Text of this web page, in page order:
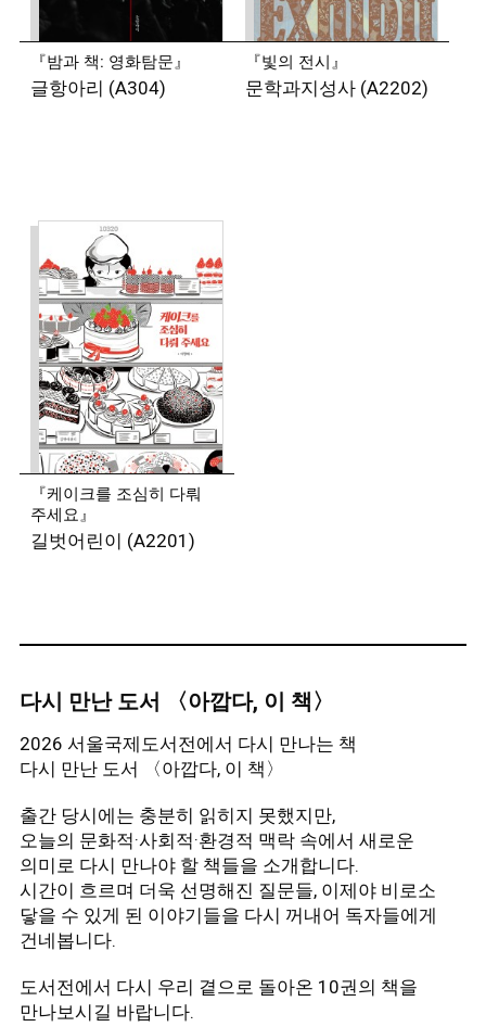
배순탁 (작가·음악평론가)
<배철수의 음악캠프>에서 19년째 일하고 있다.
『음악이 삶의 전부는 아닙니다만』, 『이런 건 왜 또
위원으로 활동하고 있다. 대학원 졸업을 위해 논문과
사투를 벌이는 중이라고 한다. 전망은 밝지 않다.
원소윤 (작가·스탠드업 코미디언)
작가이자 스탠드업 코미디언. 한두 문장으로 이루어진
원라이너(One-Liner) 농담을 구사한다. 2025년에는
장편소설 『꽤 낙천적인 아이』를 출간했고 알라딘
‘올해의 신인상’을 수상했다.
[ 2025 서울국제도서전 - 일러스트레이터스 월
마음과 일상의 장면을 그린다. 다수의 협업 프로젝트에
참여해 왔으며, 개인전 <무엇이라 부를 수 없는>, <우리
집에는 불안이 산다>, <바람이 일었다>를 통해 내면의
세계를 다뤄 왔다. 매달 한 장의 그림과 글을 발행하는
월간 프로젝트 ‘Low Edition’을 진행 중이다.
◾ 소지예 (일러스트레이터) @_someori_
감정과 순간 사이에서 술래잡기하듯, 스쳐 지나가는
장면들을 그림으로 모으고 있다. 설명보다 웃음이 오래
남는 이미지를 지향한다.
『밤과 책: 영화탐문』
글항아리 (A304)
『빛의 전시』
문학과지성사 (A2202)
『케이크를 조심히 다뤄
주세요』
길벗어린이 (A2201)
다시 만난 도서 〈아깝다, 이 책〉
2026 서울국제도서전에서 다시 만나는 책
다시 만난 도서 〈아깝다, 이 책〉
출간 당시에는 충분히 읽히지 못했지만,
오늘의 문화적·사회적·환경적 맥락 속에서 새로운
의미로 다시 만나야 할 책들을 소개합니다.
시간이 흐르며 더욱 선명해진 질문들, 이제야 비로소
닿을 수 있게 된 이야기들을 다시 꺼내어 독자들에게
건네봅니다.
도서전에서 다시 우리 곁으로 돌아온 10권의 책을
만나보시길 바랍니다.